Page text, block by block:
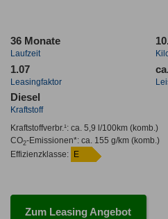
36 Monate
Laufzeit
1.07
Leasingfaktor
Diesel
Kraftstoff
Kraftstoffverbr.¹: ca. 5,9 l/100km(komb.)
CO2-Emissionen*: ca. 155 g/km(komb.)
Effizienzklasse:
E
Zum Leasing Angebot